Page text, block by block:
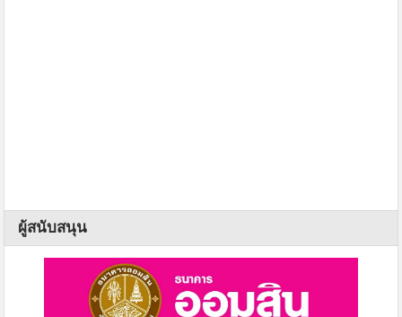
ผู้สนับสนุน